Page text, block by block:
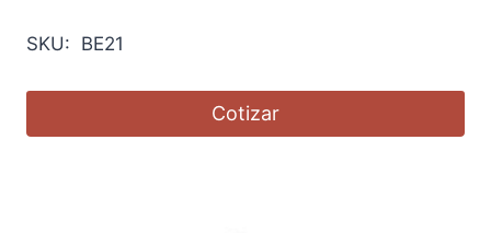
SKU: BE21
Cotizar